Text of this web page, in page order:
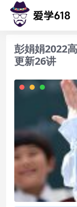
彭娟娟2022
更新26讲